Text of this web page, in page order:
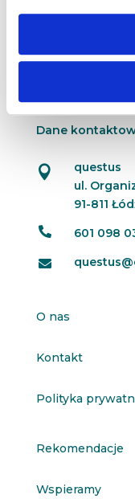
Dane

questus
ul.
91-811
 601 098

O nas
Kontakt
Polityka
Rekomendacje
Wspieramy